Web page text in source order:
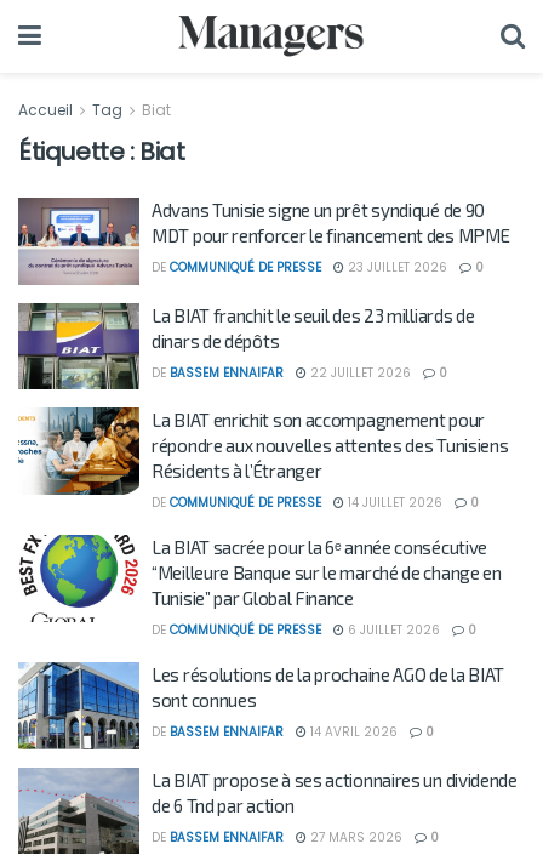
Accueil Tag Biat
Étiquette : Biat
Advans Tunisie signe un prêt syndiqué de 90
MDT pour renforcer le financement des MPME
DE COMMUNIQUÉ DE PRESSE 23 JUILLET 2026 0
La BIAT franchit le seuil des 23 milliards de
dinars de dépôts
DE BASSEM ENNAIFAR 22 JUILLET 2026 0
La BIAT enrichit son accompagnement pour
répondre aux nouvelles attentes des Tunisiens
Résidents à l’Étranger
DE COMMUNIQUÉ DE PRESSE 14 JUILLET 2026 0
La BIAT sacrée pour la 6ᵉ année consécutive
“Meilleure Banque sur le marché de change en
Tunisie” par Global Finance
DE COMMUNIQUÉ DE PRESSE 6 JUILLET 2026 0
Les résolutions de la prochaine AGO de la BIAT
sont connues
DE BASSEM ENNAIFAR 14 AVRIL 2026 0
La BIAT propose à ses actionnaires un dividende
de 6 Tnd par action
DE BASSEM ENNAIFAR 27 MARS 2026 0